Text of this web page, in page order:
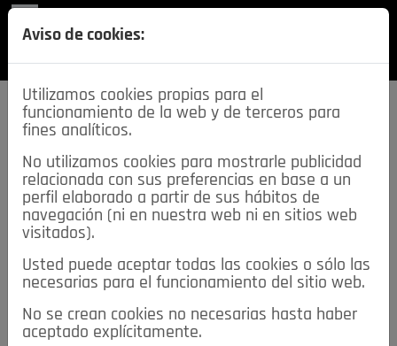
SECCIONES
descarga esta
REVISTA
≡NOTICIAS
NOTICIAS SERVICIOS DE INTERÉS
Aviso de cookies:
Utilizamos cookies propias para el
funcionamiento de la web y de terceros para
fines analíticos.
No utilizamos cookies para mostrarle publicidad
relacionada con sus preferencias en base a un
perfil elaborado a partir de sus hábitos de
navegación (ni en nuestra web ni en sitios web
visitados).
Usted puede aceptar todas las cookies o sólo las
necesarias para el funcionamiento del sitio web.
No se crean cookies no necesarias hasta haber
aceptado explícitamente.